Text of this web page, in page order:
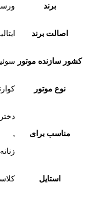
برند
اصالت برند
کشور سازنده موتور
نوع موتور
مناسب برای
,
زنانه
استایل